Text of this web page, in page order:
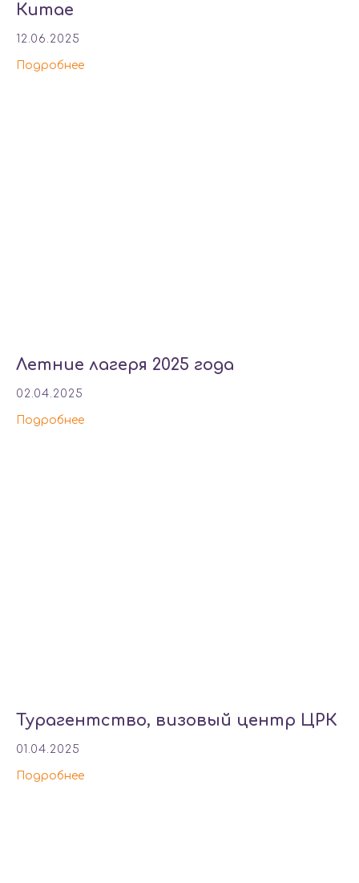
Китае
12.06.2025
Подробнее
Летние лагеря 2025 года
02.04.2025
Подробнее
Турагентство, визовый центр ЦРК
01.04.2025
Подробнее